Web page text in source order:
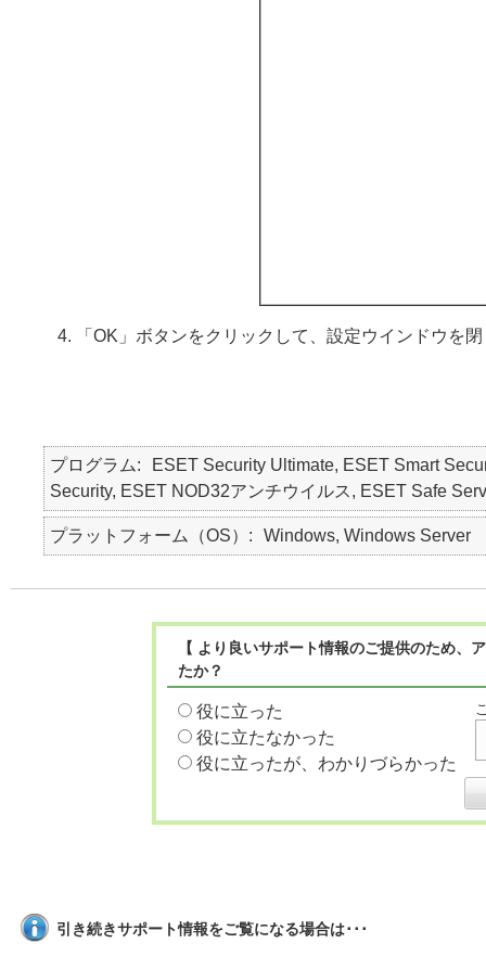
「OK」ボタンをクリックして、設定ウインドウを
プログラム
ESET Security Ultimate, ESET Smart
Security, ESET NOD32アンチウイルス, ESET Safe
プラットフォーム（OS） Windows, Windows Server
【 より良いサポート情報のご提供のため
たか？
役に立った
役に立たなかった
役に立ったが、わかりづらかった
引き続きサポート情報をご覧になる場合は･･･